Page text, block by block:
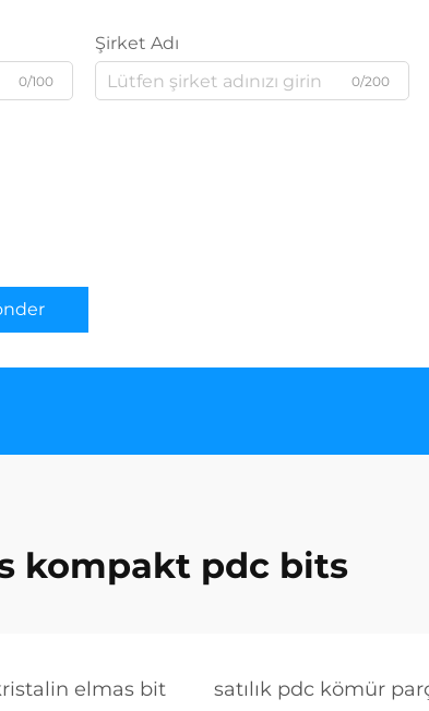
0/100
Şirket Adı
0/200
kompakt pdc bits
elmas bit satılık pdc kömür